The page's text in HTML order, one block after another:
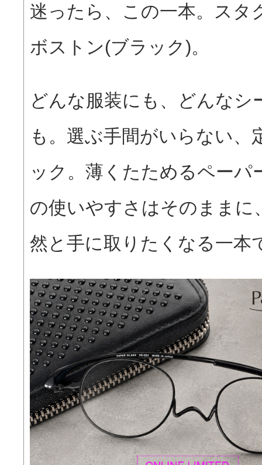
迷ったら、この一本。スタ
ボストン(ブラック)。
どんな服装にも、どんなシ
も。選ぶ手間がいらない、
ック。薄くたためるペーパ
の使いやすさはそのままに
然と手に取りたくなる一本